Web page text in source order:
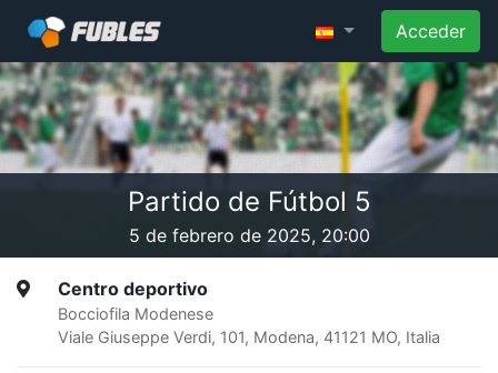
Acceder
Partido de Fútbol 5
5 de febrero de 2025, 20:00
Centro deportivo
Bocciofila Modenese
Viale Giuseppe Verdi, 101, Modena, 41121 MO, Italia